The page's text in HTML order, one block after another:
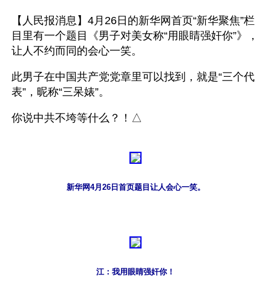
【人民报消息】4月26日的新华网首页“新华聚焦”栏
目里有一个题目《男子对美女称“用眼睛强奸你”》，
让人不约而同的会心一笑。
此男子在中国共产党党章里可以找到，就是“三个代
表”，昵称“三呆婊”。
你说中共不垮等什么？！△
新华网4月26日首页题目让人会心一笑。
江：我用眼睛强奸你！